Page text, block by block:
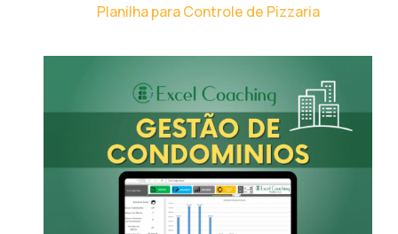
Planilha para Controle de Pizzaria